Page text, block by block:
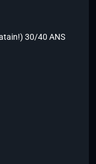
30/40 ANS